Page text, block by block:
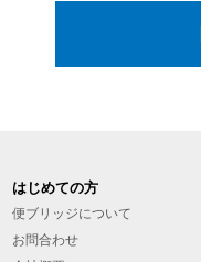
はじめての方
便ブリッジについて
お問合わせ